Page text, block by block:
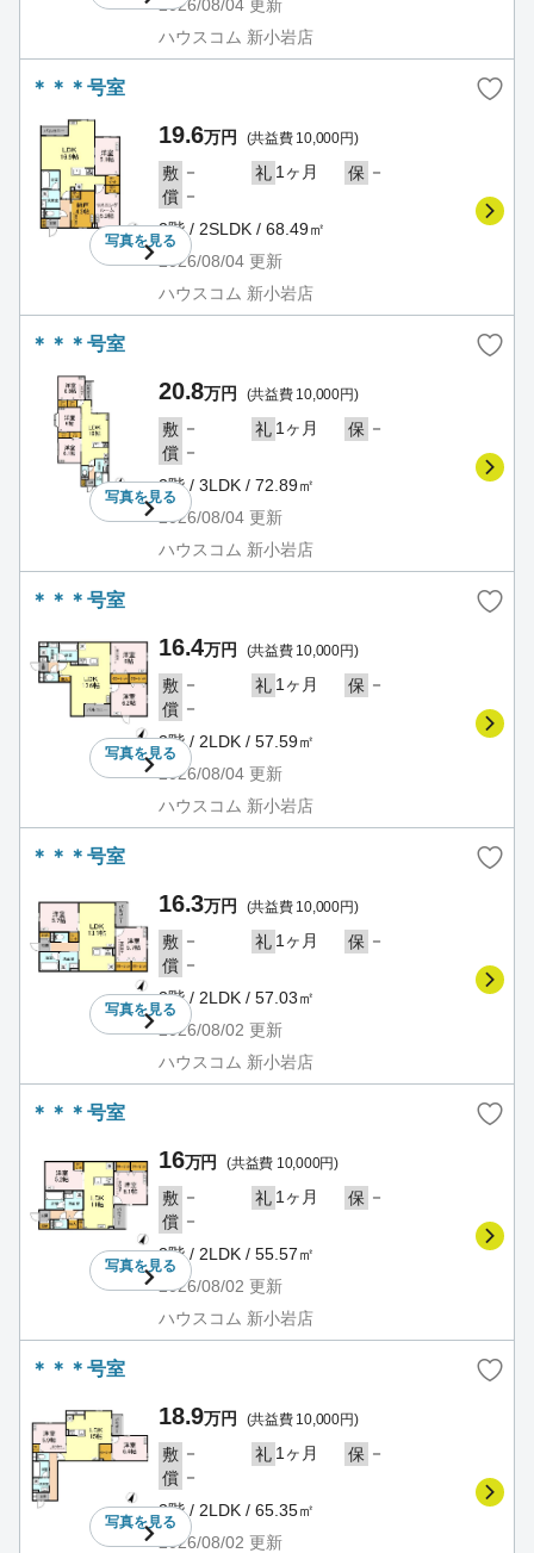
2026/08/04 更新
ハウスコム 新小岩店
＊＊＊号室
写真を見る
19.6万円 (共益費 10,000円)
敷 － 礼 1ヶ月 保 －
償 －
2階 / 2SLDK / 68.49㎡
2026/08/04 更新
ハウスコム 新小岩店
＊＊＊号室
写真を見る
20.8万円 (共益費 10,000円)
敷 － 礼 1ヶ月 保 －
償 －
2階 / 3LDK / 72.89㎡
2026/08/04 更新
ハウスコム 新小岩店
＊＊＊号室
写真を見る
16.4万円 (共益費 10,000円)
敷 － 礼 1ヶ月 保 －
償 －
3階 / 2LDK / 57.59㎡
2026/08/04 更新
ハウスコム 新小岩店
＊＊＊号室
写真を見る
16.3万円 (共益費 10,000円)
敷 － 礼 1ヶ月 保 －
償 －
3階 / 2LDK / 57.03㎡
2026/08/02 更新
ハウスコム 新小岩店
＊＊＊号室
写真を見る
16万円 (共益費 10,000円)
敷 － 礼 1ヶ月 保 －
償 －
3階 / 2LDK / 55.57㎡
2026/08/02 更新
ハウスコム 新小岩店
＊＊＊号室
写真を見る
18.9万円 (共益費 10,000円)
敷 － 礼 1ヶ月 保 －
償 －
3階 / 2LDK / 65.35㎡
2026/08/02 更新